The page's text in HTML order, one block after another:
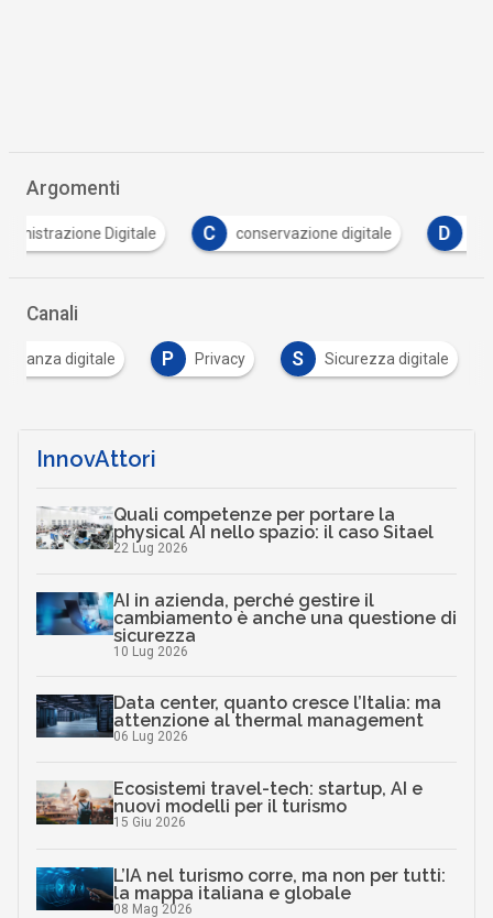
Argomenti
C conservazione digitale D dati personali D
Canali
digitale P Privacy S Sicurezza digitale
InnovAttori
Quali competenze per portare la
physical AI nello spazio: il caso Sitael
22 Lug 2026
AI in azienda, perché gestire il
cambiamento è anche una questione di
sicurezza
10 Lug 2026
Data center, quanto cresce l’Italia: ma
attenzione al thermal management
06 Lug 2026
Ecosistemi travel-tech: startup, AI e
nuovi modelli per il turismo
15 Giu 2026
L’IA nel turismo corre, ma non per tutti:
la mappa italiana e globale
08 Mag 2026